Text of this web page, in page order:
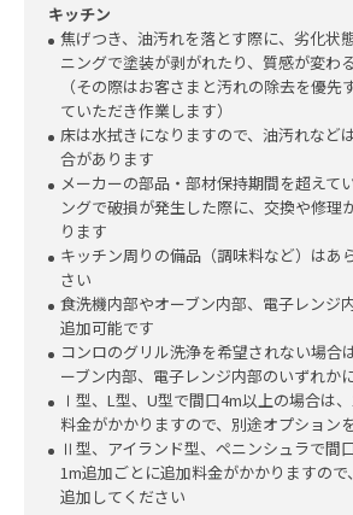
キッチン
焦げつき、油汚れを落とす際に、劣化状
ニングで塗装が剥がれたり、質感が変わ
（その際はお客さまと汚れの除去を優先
ていただき作業します）
床は水拭きになりますので、油汚れなど
合があります
メーカーの部品・部材保持期間を超えて
ングで破損が発生した際に、交換や修理
ります
キッチン周りの備品（調味料など）はあ
さい
食洗機内部やオーブン内部、電子レンジ
追加可能です
コンロのグリル洗浄を希望されない場合
ーブン内部、電子レンジ内部のいずれか
Ⅰ型、L型、U型で間口4m以上の場合は
料金がかかりますので、別途オプション
Ⅱ型、アイランド型、ペニンシュラで間
1m追加ごとに追加料金がかかりますの
追加してください